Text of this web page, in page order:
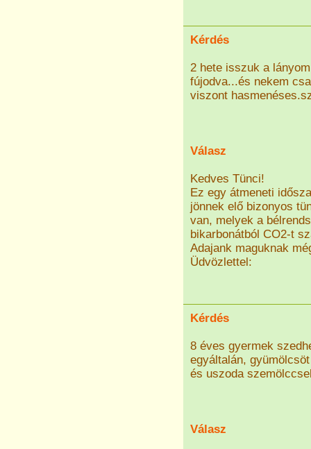
Kérdés
2 hete isszuk a
fújodva...és nekem
viszont
Válasz
Kedves Tünci!
Ez egy átmeneti
jönnek elő bizonyos
van, melyek a
bikarbonátból CO2-t
Adajank maguknak
Üdvözlettel:
Kérdés
8 éves gyermek
egyáltalán,
és uszoda
Válasz